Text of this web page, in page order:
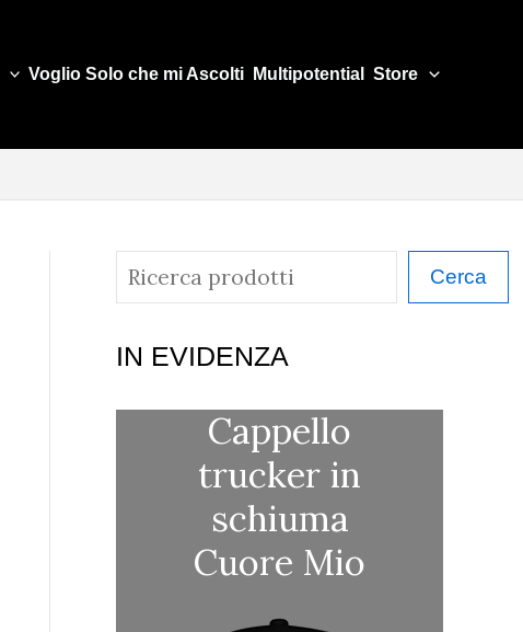
Voglio Solo che mi Ascolti Multipotential Store
C
e
r
Cerca
IN EVIDENZA
Cappello
trucker in
schiuma
Cuore Mio